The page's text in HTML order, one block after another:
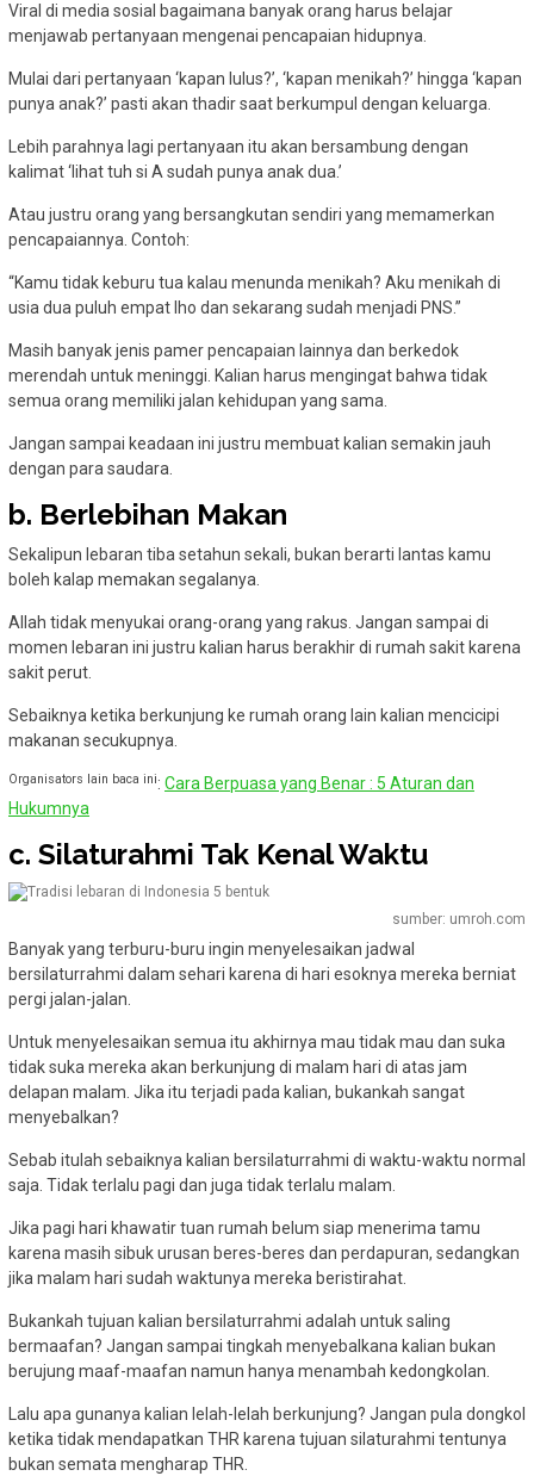
Viral di media sosial bagaimana banyak orang harus belajar
menjawab pertanyaan mengenai pencapaian hidupnya.
Mulai dari pertanyaan ‘kapan lulus?’, ‘kapan menikah?’ hingga ‘kapan
punya anak?’ pasti akan thadir saat berkumpul dengan keluarga.
Lebih parahnya lagi pertanyaan itu akan bersambung dengan
kalimat ‘lihat tuh si A sudah punya anak dua.’
Atau justru orang yang bersangkutan sendiri yang memamerkan
pencapaiannya. Contoh:
“Kamu tidak keburu tua kalau menunda menikah? Aku menikah di
usia dua puluh empat lho dan sekarang sudah menjadi PNS.”
Masih banyak jenis pamer pencapaian lainnya dan berkedok
merendah untuk meninggi. Kalian harus mengingat bahwa tidak
semua orang memiliki jalan kehidupan yang sama.
Jangan sampai keadaan ini justru membuat kalian semakin jauh
dengan para saudara.
b. Berlebihan Makan
Sekalipun lebaran tiba setahun sekali, bukan berarti lantas kamu
boleh kalap memakan segalanya.
Allah tidak menyukai orang-orang yang rakus. Jangan sampai di
momen lebaran ini justru kalian harus berakhir di rumah sakit karena
sakit perut.
Sebaiknya ketika berkunjung ke rumah orang lain kalian mencicipi
makanan secukupnya.
Organisators lain baca ini: Cara Berpuasa yang Benar : 5 Aturan dan
Hukumnya
c. Silaturahmi Tak Kenal Waktu
sumber: umroh.com
Banyak yang terburu-buru ingin menyelesaikan jadwal
bersilaturrahmi dalam sehari karena di hari esoknya mereka berniat
pergi jalan-jalan.
Untuk menyelesaikan semua itu akhirnya mau tidak mau dan suka
tidak suka mereka akan berkunjung di malam hari di atas jam
delapan malam. Jika itu terjadi pada kalian, bukankah sangat
menyebalkan?
Sebab itulah sebaiknya kalian bersilaturrahmi di waktu-waktu normal
saja. Tidak terlalu pagi dan juga tidak terlalu malam.
Jika pagi hari khawatir tuan rumah belum siap menerima tamu
karena masih sibuk urusan beres-beres dan perdapuran, sedangkan
jika malam hari sudah waktunya mereka beristirahat.
Bukankah tujuan kalian bersilaturrahmi adalah untuk saling
bermaafan? Jangan sampai tingkah menyebalkana kalian bukan
berujung maaf-maafan namun hanya menambah kedongkolan.
Lalu apa gunanya kalian lelah-lelah berkunjung? Jangan pula dongkol
ketika tidak mendapatkan THR karena tujuan silaturahmi tentunya
bukan semata mengharap THR.